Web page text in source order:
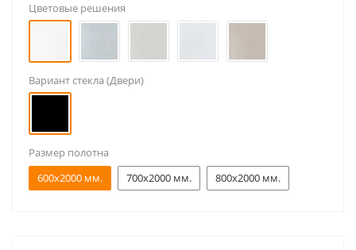
Цветовые решения
Вариант стекла (Двери)
Размер полотна
600x2000 мм.
700x2000 мм. 800x2000 мм.